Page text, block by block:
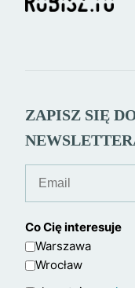
ZAPISZ SIĘ
Co Cię interesuje
Warszawa
Wrocław